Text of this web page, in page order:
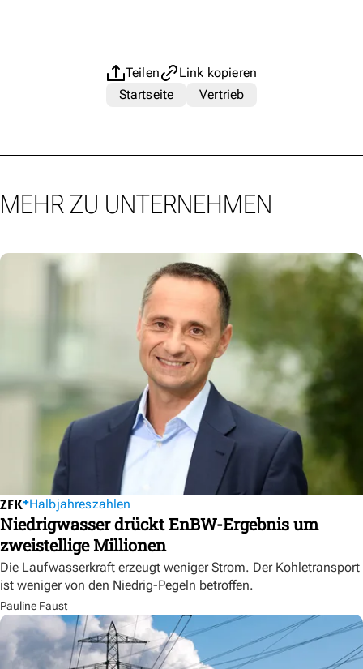
Teilen
Link kopieren
Startseite
Vertrieb
MEHR ZU UNTERNEHMEN
Halbjahreszahlen
Niedrigwasser drückt EnBW-Ergebnis um
zweistellige Millionen
Die Laufwasserkraft erzeugt weniger Strom. Der Kohletransport
ist weniger von den Niedrig-Pegeln betroffen.
Pauline Faust